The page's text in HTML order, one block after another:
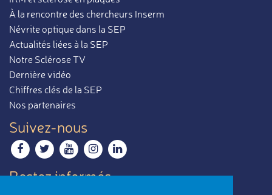
À la rencontre des chercheurs Inserm
Névrite optique dans la SEP
Actualités liées à la SEP
Notre Sclérose TV
Dernière vidéo
Chiffres clés de la SEP
Nos partenaires
Suivez-nous
Restez informés